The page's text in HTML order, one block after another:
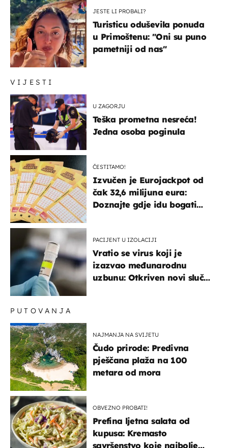
VIJESTI
U ZAGORJU
Teška prometna nesreća!
Jedna osoba poginula
ČESTITAMO!
Izvučen je Eurojackpot od
čak 32,6 milijuna eura:
Doznajte gdje idu bogati
PACIJENT U IZOLACIJI
Vratio se virus koji je
izazvao međunarodnu
uzbunu: Otkriven novi slučaj
JESTE LI PROBALI?
Turisticu oduševila ponuda
u Primoštenu: "Oni su puno
pametniji od nas"
PUTOVANJA
NAJMANJA NA SVIJETU
Čudo prirode: Predivna
pješčana plaža na 100
metara od mora
OBVEZNO PROBATI!
Prefina ljetna salata od
kupusa: Kremasto
savršenstvo koje najbolje